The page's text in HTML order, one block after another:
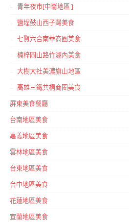
青年夜市[中崙地區 ]
鹽埕鼓山西子灣美食
七賢六合南華商圈美食
楠梓岡山路竹湖內美食
大樹大社美濃旗山地區
高雄三鐵共構商圈美食
屏東美食餐廳
台南地區美食
嘉義地區美食
雲林地區美食
台東地區美食
台中地區美食
花蓮地區美食
宜蘭地區美食